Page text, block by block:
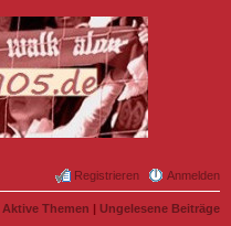
Anmelden
Registrieren
Aktive Themen | Ungelesene Beiträge